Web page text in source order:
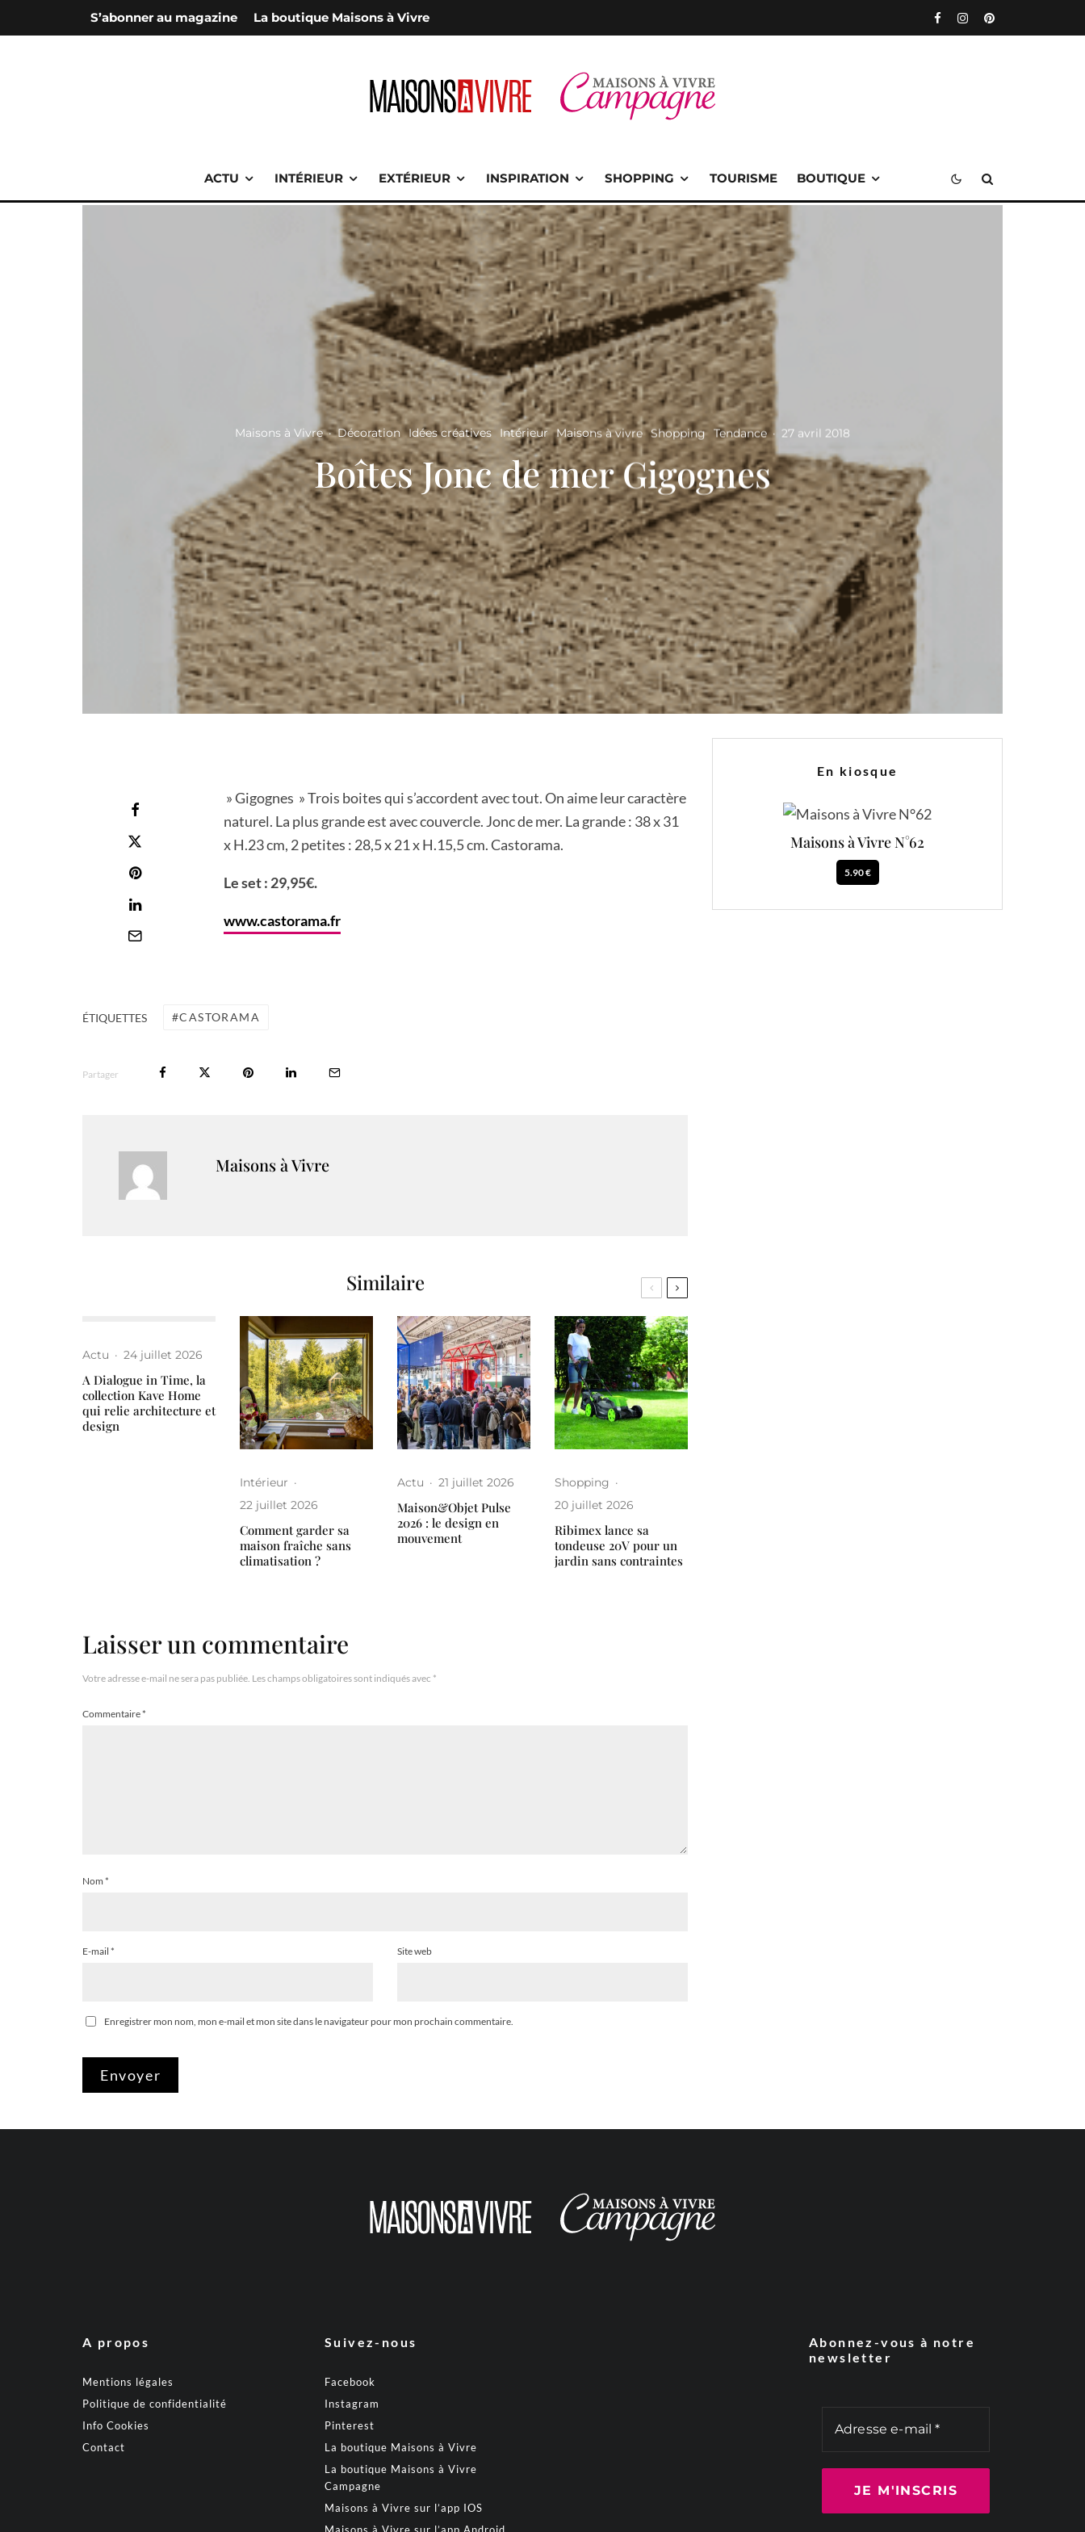
S’abonner au magazine La boutique Maisons à Vivre
ACTU INTÉRIEUR EXTÉRIEUR INSPIRATION SHOPPING TOURISME BOUTIQUE
Maisons à Vivre · Décoration Idées créatives Intérieur Maisons à vivre Shopping Tendance · 27 avril 2018
Boîtes Jonc de mer Gigognes
» Gigognes » Trois boites qui s’accordent avec tout. On aime leur caractère
naturel. La plus grande est avec couvercle. Jonc de mer. La grande : 38 x 31
x H.23 cm, 2 petites : 28,5 x 21 x H.15,5 cm. Castorama.
Le set : 29,95€.
www.castorama.fr
ÉTIQUETTES CASTORAMA
Partager
Maisons à Vivre
Similaire
Actu · 24 juillet 2026
A Dialogue in Time, la
collection Kave Home
qui relie architecture et
design
Intérieur ·
22 juillet 2026
Comment garder sa
maison fraîche sans
climatisation ?
Actu · 21 juillet 2026
Maison&Objet Pulse
2026 : le design en
mouvement
Shopping ·
20 juillet 2026
Ribimex lance sa
tondeuse 20V pour un
jardin sans contraintes
Laisser un commentaire
Votre adresse e-mail ne sera pas publiée. Les champs obligatoires sont indiqués avec *
Commentaire*
Nom *
E-mail * Site web
Enregistrer mon nom, mon e-mail et mon site dans le navigateur pour mon prochain commentaire.
En kiosque
Maisons à Vivre N°62
5.90 €
A propos
Mentions légales
Politique de confidentialité
Info Cookies
Contact
Suivez-nous
Facebook
Instagram
Pinterest
La boutique Maisons à Vivre
La boutique Maisons à Vivre
Campagne
Maisons à Vivre sur l’app IOS
Abonnez-vous à notre
newsletter